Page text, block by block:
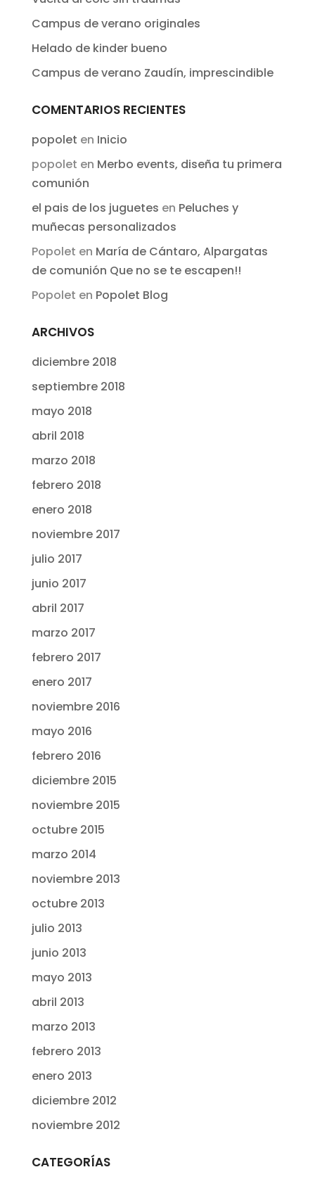
Campus de verano originales
Helado de kinder bueno
Campus de verano Zaudín, imprescindible
COMENTARIOS RECIENTES
popolet en Inicio
popolet en Merbo events, diseña tu primera
comunión
el pais de los juguetes en Peluches y
muñecas personalizados
Popolet en María de Cántaro, Alpargatas
de comunión Que no se te escapen!!
Popolet en Popolet Blog
ARCHIVOS
diciembre 2018
septiembre 2018
mayo 2018
abril 2018
marzo 2018
febrero 2018
enero 2018
noviembre 2017
julio 2017
junio 2017
abril 2017
marzo 2017
febrero 2017
enero 2017
noviembre 2016
mayo 2016
febrero 2016
diciembre 2015
noviembre 2015
octubre 2015
marzo 2014
noviembre 2013
octubre 2013
julio 2013
junio 2013
mayo 2013
abril 2013
marzo 2013
febrero 2013
enero 2013
diciembre 2012
noviembre 2012
CATEGORÍAS